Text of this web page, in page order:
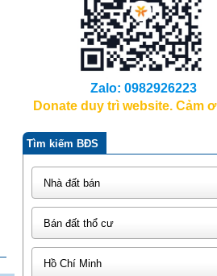
Zalo: 0982926223
Donate duy trì website. Cảm
Tìm kiếm BĐS
Nhà đất bán
Bán đất thổ cư
Hồ Chí Minh